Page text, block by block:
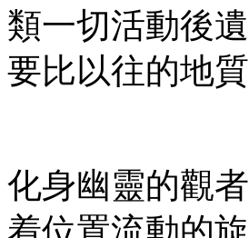
類一切活動後
要比以往的地
化身幽靈的觀